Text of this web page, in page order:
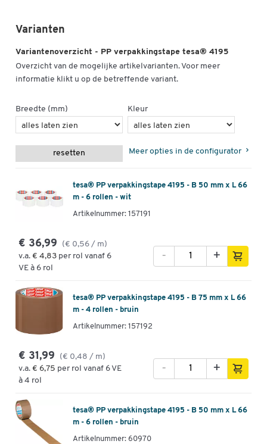
Varianten
Variantenoverzicht - PP verpakkingstape tesa® 4195
Overzicht van de mogelijke artikelvarianten. Voor meer
informatie klikt u op de betreffende variant.
Breedte (mm) Kleur
resetten Meer opties in de configurator
tesa® PP verpakkingstape 4195 - B 50 mm x L 66
m - 6 rollen - wit
Artikelnummer: 157191
€ 36,99
(€ 0,56 / m)
v.a. € 4,83 per rol vanaf 6
VE à 6 rol
+
-
tesa® PP verpakkingstape 4195 - B 75 mm x L 66
m - 4 rollen - bruin
Artikelnummer: 157192
€ 31,99
(€ 0,48 / m)
v.a. € 6,75 per rol vanaf 6 VE
à 4 rol
+
-
tesa® PP verpakkingstape 4195 - B 50 mm x L 66
m - 6 rollen - bruin
Artikelnummer: 60970